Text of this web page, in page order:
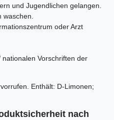
und Jugendlichen gelangen.
oder Arzt
Vorschriften der
Enthält: D-Limonen;
nach